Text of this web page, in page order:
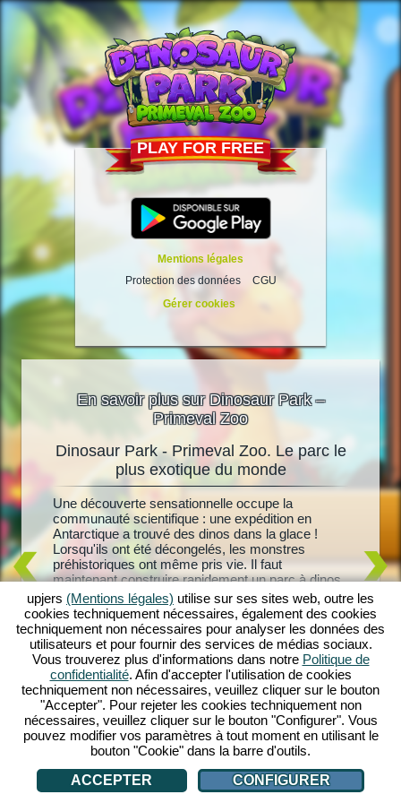
PLAY FOR FREE
Mentions légales
Protection des données
CGU
Gérer cookies
En savoir plus sur Dinosaur Park –
Primeval Zoo
Les
de
Dinosaur Park - Primeval Zoo. Le parc le
plus exotique du monde
Une découverte sensationnelle occupe la
communauté scientifique : une expédition en
Antarctique a trouvé des dinos dans la glace !
Lorsqu'ils ont été décongelés, les monstres
préhistoriques ont même pris vie. Il faut
maintenant construire rapidement un parc à dinos
avec des enclos adaptés. Le chercheur Gaultier
Martin vous y aide, car il a toujours pensé que les
dinos congelés pouvaient être ramenés à la vie.
Découvrira-t-il aussi le secret de sa femme
disparue ? Commencez votre aventure primitive
dès maintenant avec Dinosaur Park - Primeval
Zoo !
créez
des
dinos
les
pouvez
parc à
les
dans de
upjers (Mentions légales) utilise sur ses sites web, outre les
cookies techniquement nécessaires, également des cookies
techniquement non nécessaires pour analyser les données des
utilisateurs et pour fournir des services de médias sociaux.
Vous trouverez plus d'informations dans notre Politique de
confidentialité. Afin d'accepter l'utilisation de cookies
techniquement non nécessaires, veuillez cliquer sur le bouton
"Accepter". Pour rejeter les cookies techniquement non
nécessaires, veuillez cliquer sur le bouton "Configurer". Vous
pouvez modifier vos paramètres à tout moment en utilisant le
bouton "Cookie" dans la barre d'outils.
ACCEPTER
CONFIGURER